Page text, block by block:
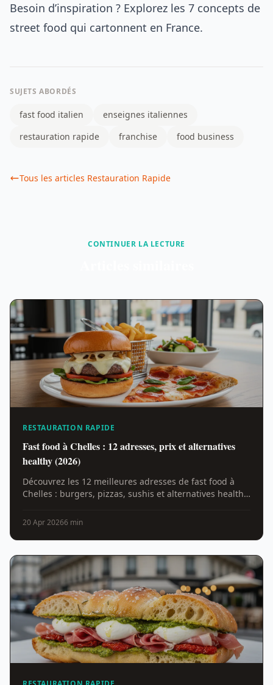
Besoin d’inspiration ? Explorez les 7 concepts de
street food qui cartonnent en France.
SUJETS ABORDÉS
fast food italien
enseignes italiennes
restauration rapide
franchise food business
Tous les articles Restauration Rapide
CONTINUER LA LECTURE
RESTAURATION RAPIDE
Fast food à Chelles : 12 adresses, prix et alternatives
healthy (2026)
Découvrez les 12 meilleures adresses de fast food à
Chelles : burgers, pizzas, sushis et alternatives healthy.
20 Apr 20266 min